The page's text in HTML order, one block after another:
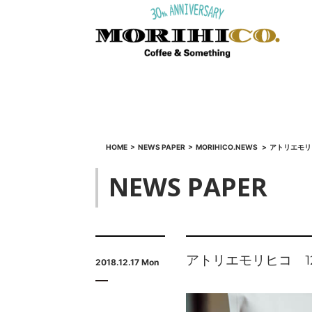
HOME > NEWS PAPER > MORIHICO.NEWS > アトリエモ
NEWS PAPER
2018.12.17 Mon アトリエモリヒコ